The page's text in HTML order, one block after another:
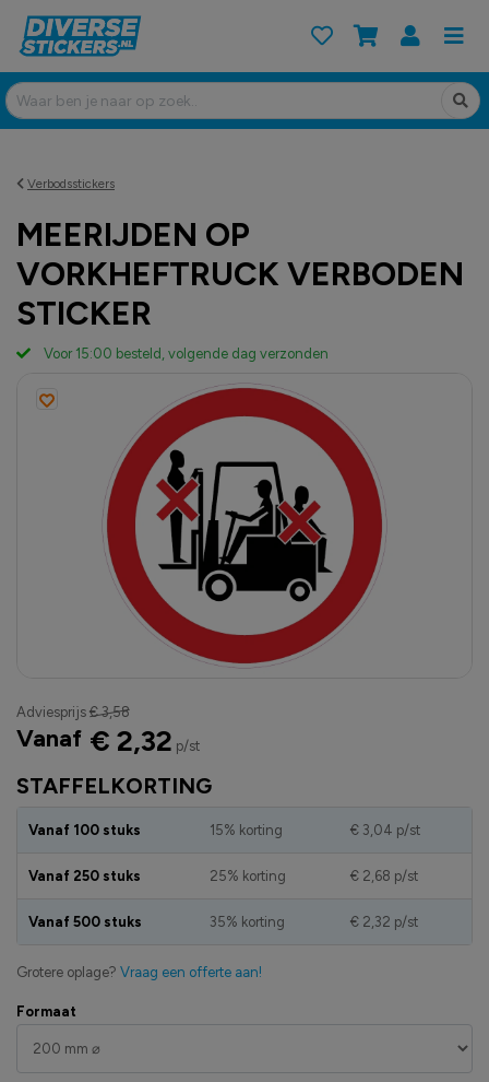
Verbodsstickers
MEERIJDEN OP
VORKHEFTRUCK VERBODEN
STICKER
Formaat
STAFFELKORTING
Vanaf 100 stuks 15% korting € 3,04 p/st
Vanaf 250 stuks 25% korting € 2,68 p/st
Vanaf 500 stuks 35% korting € 2,32 p/st
Grotere oplage? Vraag een offerte aan!
Adviesprijs € 3,58
Vanaf € 2,32 p/st
Voor 15:00 besteld, volgende dag verzonden